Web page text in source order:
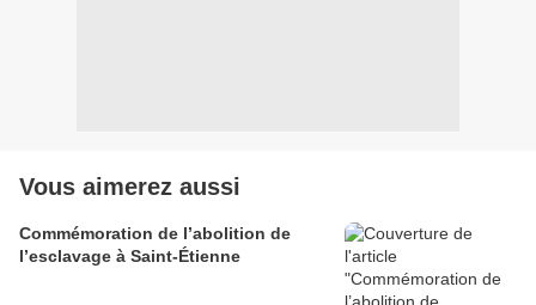
Vous aimerez aussi
Commémoration de l’abolition de
l’esclavage à Saint-Étienne